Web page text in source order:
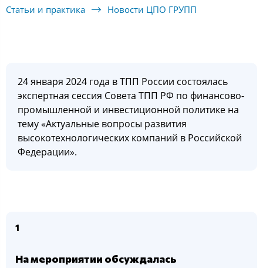
Статьи и практика
Новости ЦПО ГРУПП
24 января 2024 года в ТПП России состоялась
экспертная сессия Совета ТПП РФ по финансово-
промышленной и инвестиционной политике на
тему «Актуальные вопросы развития
высокотехнологических компаний в Российской
Федерации».
1
На мероприятии обсуждалась